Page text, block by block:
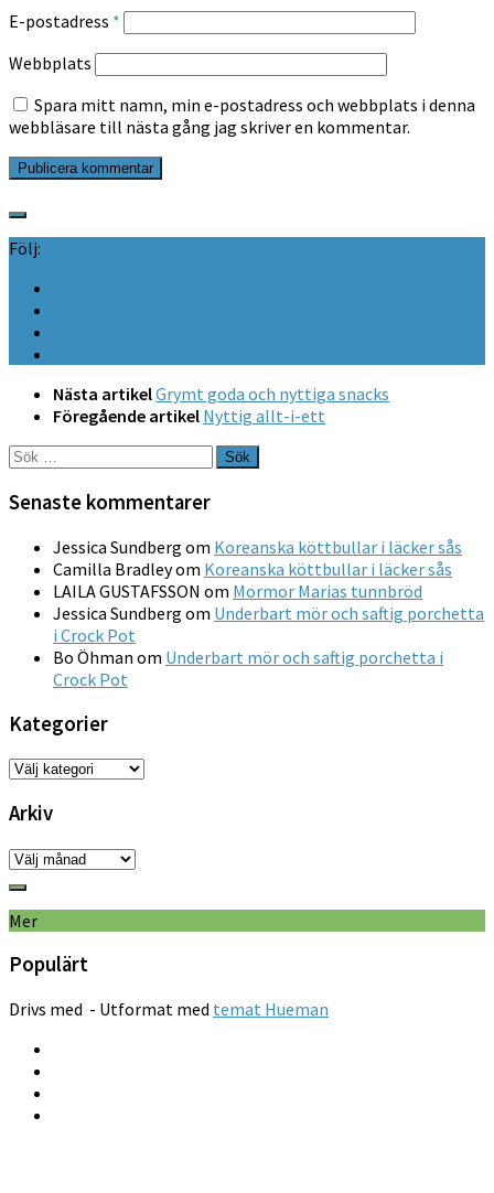
E-postadress *
Webbplats
Spara mitt namn, min e-postadress och webbplats i denna
webbläsare till nästa gång jag skriver en kommentar.
Följ:
Nästa artikelGrymt goda och nyttiga snacks
Föregående artikel Nyttig allt-i-ett
Sök
Senaste kommentarer
Jessica Sundberg om Koreanska köttbullar i läcker sås
Camilla Bradleyom Koreanska köttbullar i läcker sås
LAILA GUSTAFSSON om Mormor Marias tunnbröd
Jessica Sundberg om Underbart mör och saftig porchetta
i Crock Pot
Bo Öhman om Underbart mör och saftig porchetta i
Crock Pot
Kategorier
Kategorier
Arkiv
Arkiv
Mer
Populärt
Drivs med - Utformat med temat Hueman